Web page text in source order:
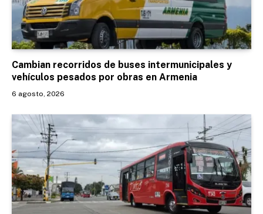
Cambian recorridos de buses intermunicipales y
vehículos pesados por obras en Armenia
6 agosto, 2026